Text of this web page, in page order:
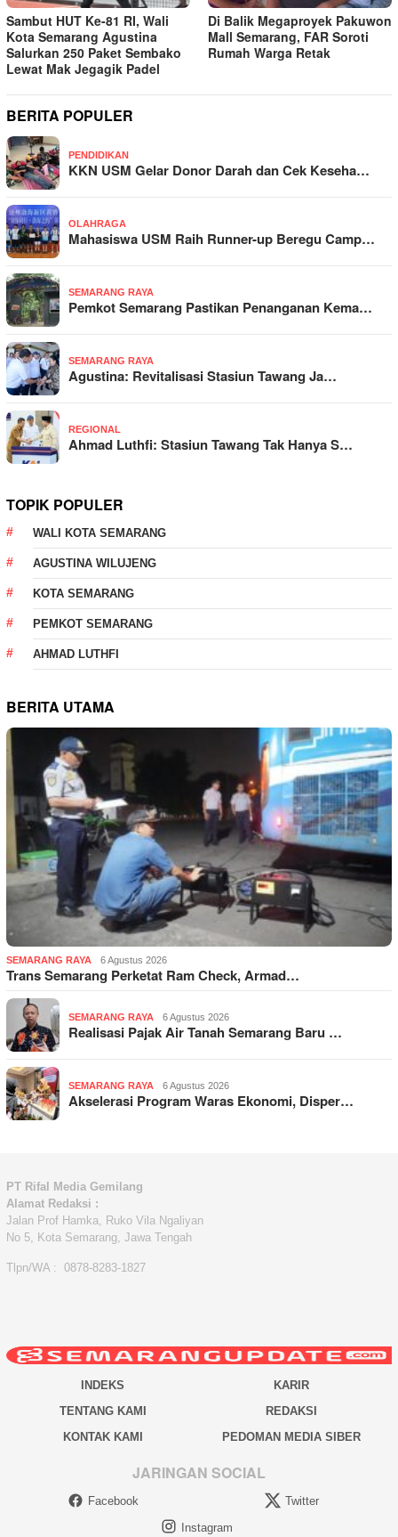
Sambut HUT Ke-81 RI, Wali
Kota Semarang Agustina
Salurkan 250 Paket Sembako
Lewat Mak Jegagik Padel
Di Balik Megaproyek Pakuwon
Mall Semarang, FAR Soroti
Rumah Warga Retak
BERITA POPULER
PENDIDIKAN
KKN USM Gelar Donor Darah dan Cek Keseha…
OLAHRAGA
Mahasiswa USM Raih Runner-up Beregu Camp…
SEMARANG RAYA
Pemkot Semarang Pastikan Penanganan Kema…
SEMARANG RAYA
Agustina: Revitalisasi Stasiun Tawang Ja…
REGIONAL
Ahmad Luthfi: Stasiun Tawang Tak Hanya S…
TOPIK POPULER
WALI KOTA SEMARANG
AGUSTINA WILUJENG
KOTA SEMARANG
PEMKOT SEMARANG
AHMAD LUTHFI
BERITA UTAMA
SEMARANG RAYA 6 Agustus 2026
Trans Semarang Perketat Ram Check, Armad…
SEMARANG RAYA 6 Agustus 2026
Realisasi Pajak Air Tanah Semarang Baru …
SEMARANG RAYA 6 Agustus 2026
Akselerasi Program Waras Ekonomi, Disper…
PT Rifal Media Gemilang
Alamat Redaksi :
Jalan Prof Hamka, Ruko Vila Ngaliyan
No 5, Kota Semarang, Jawa Tengah
Tlpn/WA : 0878-8283-1827
INDEKS
KARIR
TENTANG KAMI
REDAKSI
KONTAK KAMI
PEDOMAN MEDIA SIBER
JARINGAN SOCIAL
Facebook
Twitter
Instagram